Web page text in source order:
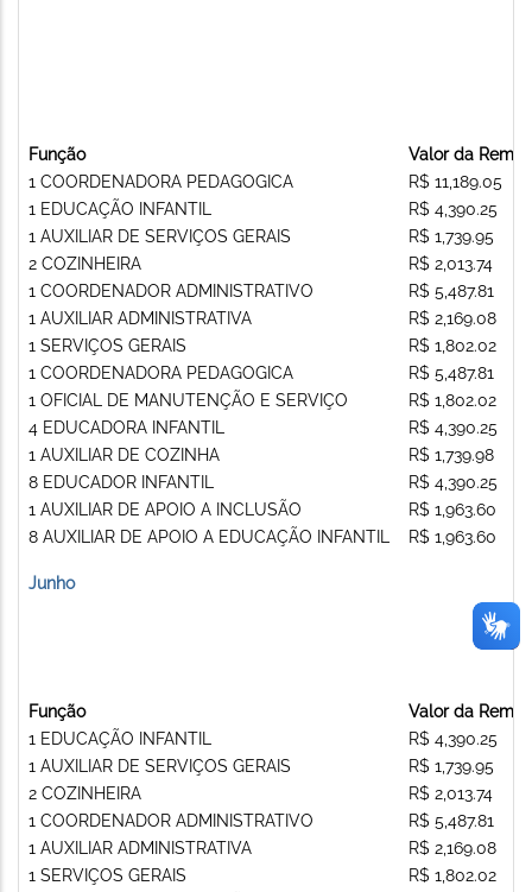
Função
1 COORDENADORA PEDAGOGICA
1 EDUCAÇÃO INFANTIL
1 AUXILIAR DE SERVIÇOS GERAIS
2 COZINHEIRA
1 COORDENADOR ADMINISTRATIVO
1 AUXILIAR ADMINISTRATIVA
1 SERVIÇOS GERAIS
1 COORDENADORA PEDAGOGICA
1 OFICIAL DE MANUTENÇÃO E SERVIÇO
4 EDUCADORA INFANTIL
1 AUXILIAR DE COZINHA
8 EDUCADOR INFANTIL
1 AUXILIAR DE APOIO A INCLUSÃO
8 AUXILIAR DE APOIO A EDUCAÇÃO INFANTIL
Valor da
R$ 11,189.05
R$ 4,390.25
R$ 1,739.95
R$ 2,013.74
R$ 5,487.81
R$ 2,169.08
R$ 1,802.02
R$ 5,487.81
R$ 1,802.02
R$ 4,390.25
R$ 1,739.98
R$ 4,390.25
R$ 1,963.60
R$ 1,963.60
Junho
Função
1 EDUCAÇÃO INFANTIL
1 AUXILIAR DE SERVIÇOS GERAIS
2 COZINHEIRA
1 COORDENADOR ADMINISTRATIVO
1 AUXILIAR ADMINISTRATIVA
1 SERVIÇOS GERAIS
Valor da
R$ 4,390.25
R$ 1,739.95
R$ 2,013.74
R$ 5,487.81
R$ 2,169.08
R$ 1,802.02